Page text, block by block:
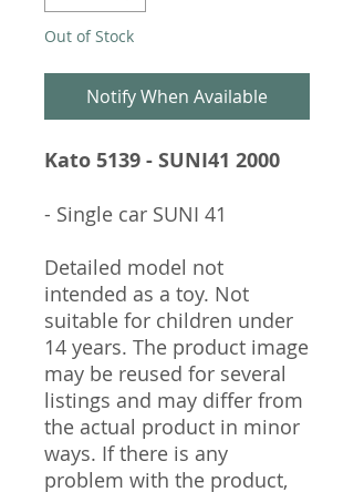
Out of Stock
Notify When Available
Kato 5139 - SUNI41 2000
- Single car SUNI 41
Detailed model not
intended as a toy. Not
suitable for children under
14 years. The product image
may be reused for several
listings and may differ from
the actual product in minor
ways. If there is any
problem with the product,